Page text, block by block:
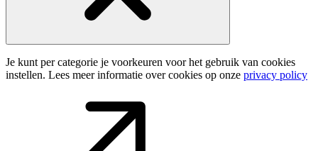
Je kunt per categorie je voorkeuren voor het gebruik van cookies
instellen. Lees meer informatie over cookies op onze privacy policy